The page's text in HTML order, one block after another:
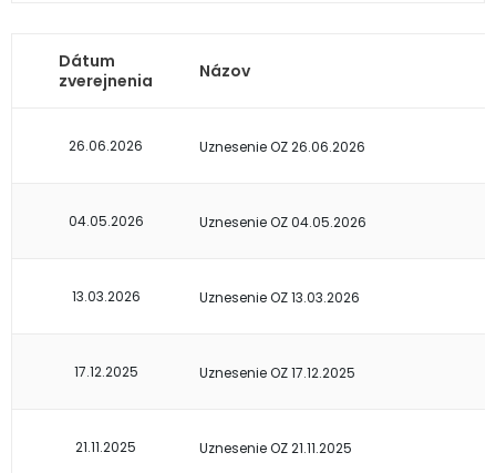
Dátum
zverejnenia
Názov
26.06.2026 Uznesenie OZ 26.06.2026
04.05.2026 Uznesenie OZ 04.05.2026
13.03.2026 Uznesenie OZ 13.03.2026
17.12.2025 Uznesenie OZ 17.12.2025
21.11.2025 Uznesenie OZ 21.11.2025